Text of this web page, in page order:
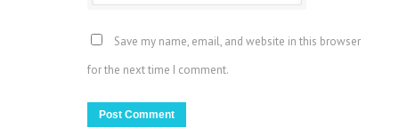
Save my name, email, and website in this browser
for the next time I comment.